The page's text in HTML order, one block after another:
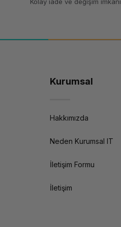
Kurumsal
Hakkımızda
Neden Kurumsal IT
İletişim Formu
İletişim